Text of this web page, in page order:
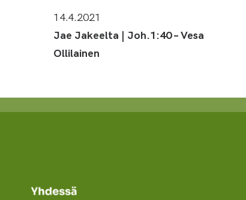
14.4.2021
Jae Jakeelta | Joh.1:40 – Vesa
Ollilainen